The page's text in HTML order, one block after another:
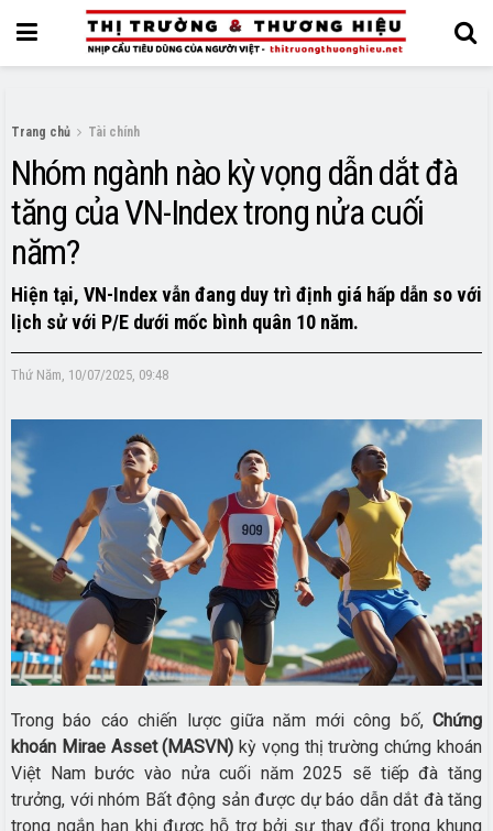
Trang chủ Tài chính
Nhóm ngành nào kỳ vọng dẫn dắt đà
tăng của VN-Index trong nửa cuối
năm?
Hiện tại, VN-Index vẫn đang duy trì định giá hấp dẫn so với
lịch sử với P/E dưới mốc bình quân 10 năm.
Thứ Năm, 10/07/2025, 09:48
Trong báo cáo chiến lược giữa năm mới công bố, Chứng
khoán Mirae Asset (MASVN)kỳ vọng thị trường chứng khoán
Việt Nam bước vào nửa cuối năm 2025 sẽ tiếp đà tăng
trưởng, với nhóm Bất động sản được dự báo dẫn dắt đà tăng
trong ngắn hạn khi được hỗ trợ bởi sự thay đổi trong khung